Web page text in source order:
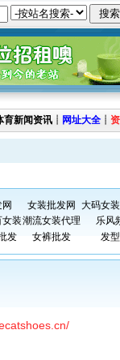
育新闻资讯 ┊ 网址大全 ┊
女装批发网
大码女
装潮流女装代理
乐风
发
女裤批发 发